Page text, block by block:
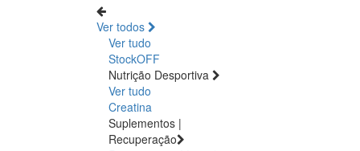
Ver todos
Ver tudo
StockOFF
Nutrição Desportiva
Ver tudo
Creatina
Suplementos |
Recuperação